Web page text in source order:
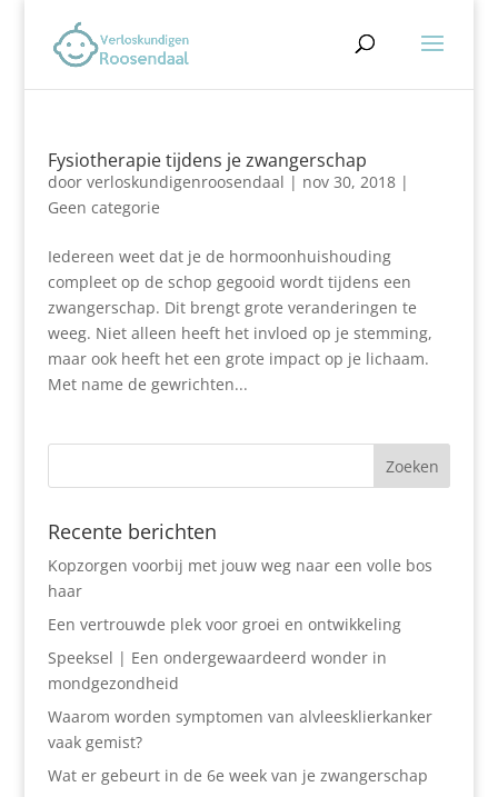
Fysiotherapie tijdens je zwangerschap
door verloskundigenroosendaal | nov 30, 2018|
Geen categorie
Iedereen weet dat je de hormoonhuishouding
compleet op de schop gegooid wordt tijdens een
zwangerschap. Dit brengt grote veranderingen te
weeg. Niet alleen heeft het invloed op je stemming,
maar ook heeft het een grote impact op je lichaam.
Met name de gewrichten...
Recente berichten
Kopzorgen voorbij met jouw weg naar een volle bos
haar
Een vertrouwde plek voor groei en ontwikkeling
Speeksel | Een ondergewaardeerd wonder in
mondgezondheid
Waarom worden symptomen van alvleesklierkanker
vaak gemist?
Wat er gebeurt in de 6e week van je zwangerschap